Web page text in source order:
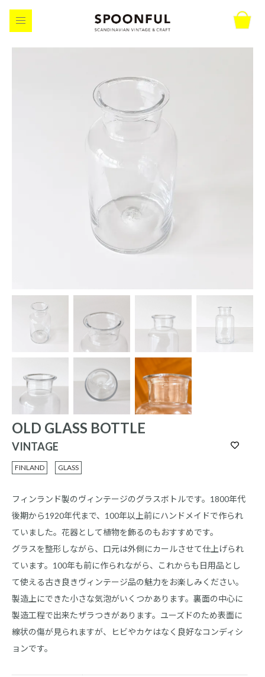
OLD GLASS BOTTLE
VINTAGE
FINLAND GLASS
フィンランド製のヴィンテージのグラスボトルです。1800年代
後期から1920年代まで、100年以上前にハンドメイドで作られ
ていました。花器として植物を飾るのもおすすめです。
グラスを整形しながら、口元は外側にカールさせて仕上げられ
ています。100年も前に作られながら、これからも日用品とし
て使える古き良きヴィンテージ品の魅力をお楽しみください。
製造上にできた小さな気泡がいくつかあります。裏面の中心に
製造工程で出来たザラつきがあります。ユーズドのため表面に
線状の傷が見られますが、ヒビやカケはなく良好なコンディシ
ョンです。